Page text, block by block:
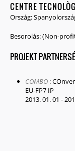
CENTRE
Ország:
Besorolás:(Non-
PROJEKT
COMBO :
EU-FP7 IP
2013. 01. 01 -